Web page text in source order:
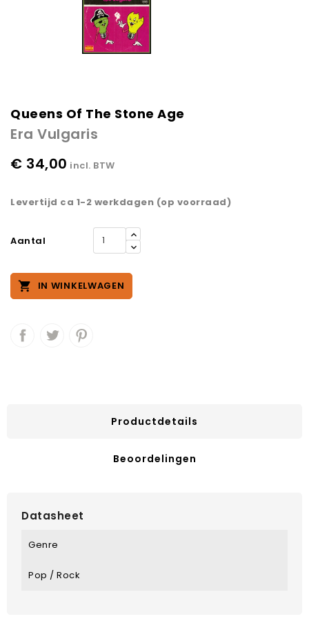
Queens Of The Stone Age
Era Vulgaris
€ 34,00 incl. BTW
Levertijd ca 1-2 werkdagen (op voorraad)
Aantal
 IN WINKELWAGEN
Productdetails
Beoordelingen
Datasheet
Genre
Pop / Rock